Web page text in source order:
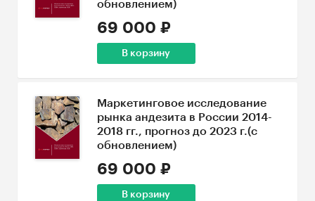
обновлением)
69 000 ₽
В корзину
Маркетинговое исследование
рынка андезита в России 2014-
2018 гг., прогноз до 2023 г.(с
обновлением)
69 000 ₽
В корзину